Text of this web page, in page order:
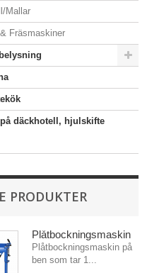
Mallar
Fräsmaskiner
däckhotell, hjulskifte
PRODUKTER
Plåtbockningsmaskin
Plåtbockningsmaskin på
ben som tar 1...